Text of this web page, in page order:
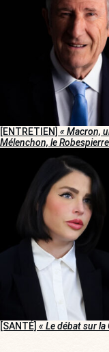
[ENTRETIEN] « Macron,
Mélenchon, le
[SANTÉ] « Le débat sur la